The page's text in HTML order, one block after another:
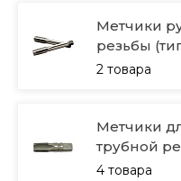
Метчики
резьбы
2 товара
Метчики
трубной
4 товара